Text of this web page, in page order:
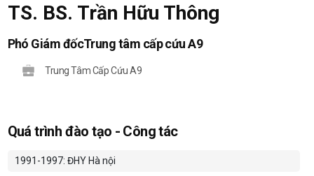
TS. BS. Trần Hữu Thông
Phó Giám đốcTrung tâm cấp cứu A9
Trung Tâm Cấp Cứu A9
Quá trình đào tạo - Công tác
1991-1997: ĐHY Hà nội